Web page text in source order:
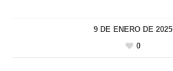
9 DE ENERO DE 2025
0